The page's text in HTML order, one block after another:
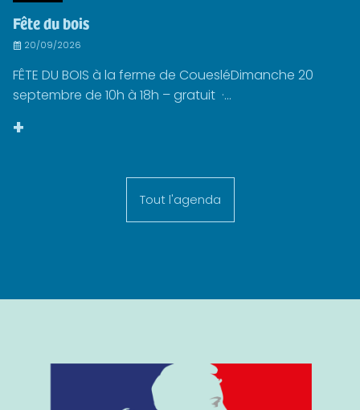
Fête du bois
20/09/2026
FÊTE DU BOIS à la ferme de CouesléDimanche 20
septembre de 10h à 18h – gratuit ·...
+
Tout l'agenda